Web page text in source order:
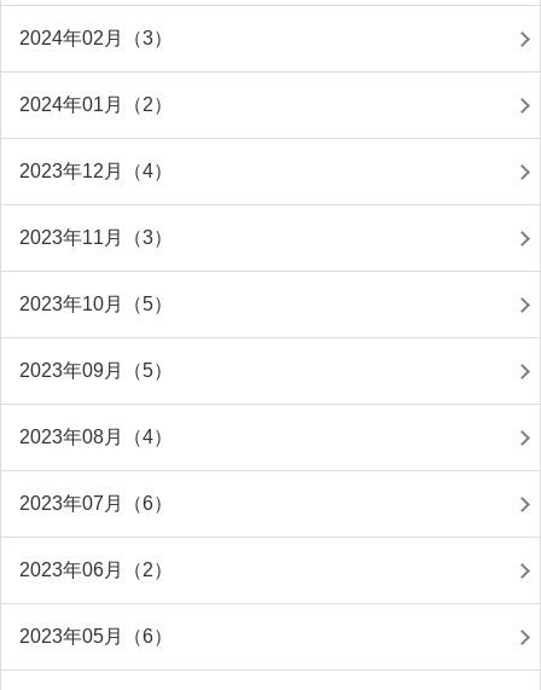
2024年02月（3）
2024年01月（2）
2023年12月（4）
2023年11月（3）
2023年10月（5）
2023年09月（5）
2023年08月（4）
2023年07月（6）
2023年06月（2）
2023年05月（6）